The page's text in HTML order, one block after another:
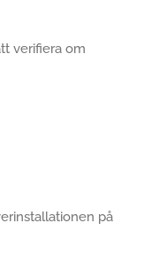
verifiera om
på